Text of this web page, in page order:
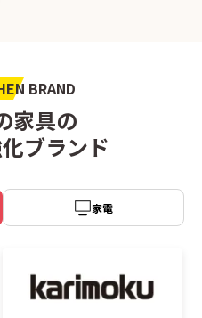
BRAND
家具の
ブランド
家電